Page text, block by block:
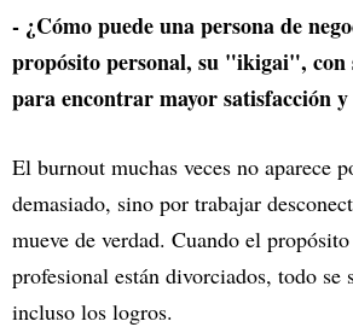
- ¿Cómo puede una persona de
propósito personal, su "ikigai", con
para encontrar mayor satisfacción
El burnout muchas veces no aparece
demasiado, sino por trabajar
mueve de verdad. Cuando el
profesional están divorciados, todo se
incluso los logros.